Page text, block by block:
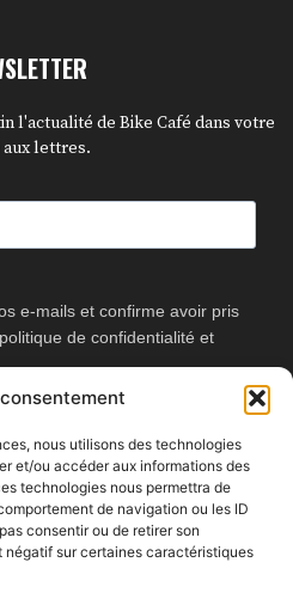
nous utilisons des technologies
et/ou accéder aux informations des
technologies nous permettra de
de navigation ou les ID
consentir ou de retirer son
sur certaines caractéristiques
l'actualité de Bike Café dans votre
lettres.
e-mails et confirme avoir pris
de confidentialité et
moment en cliquant sur le lien
mesure l'ouverture des
les contenus proposés.